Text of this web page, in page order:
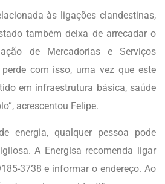
às ligações clandestinas,
também deixa de arrecadar o
de Mercadorias e Serviços
perde com isso, uma vez que este
em infraestrutura básica, saúde
acrescentou Felipe.
energia, qualquer pessoa pode
A Energisa recomenda ligar
3738 e informar o endereço. Ao